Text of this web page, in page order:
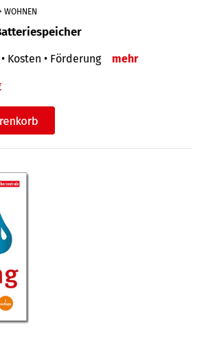
WOHNEN
Kosten • Förderung mehr